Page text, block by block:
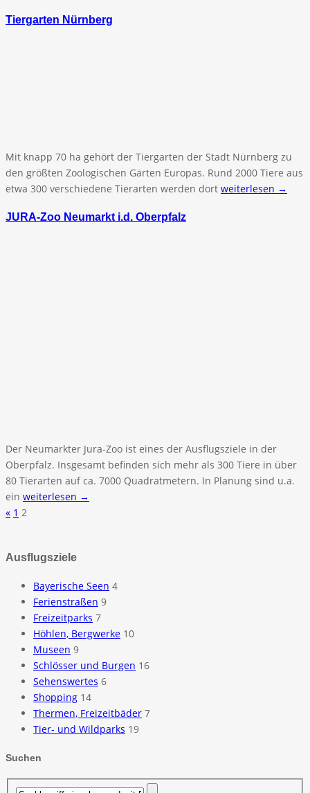
Tiergarten Nürnberg
Mit knapp 70 ha gehört der Tiergarten der Stadt Nürnberg zu
den größten Zoologischen Gärten Europas. Rund 2000 Tiere aus
etwa 300 verschiedene Tierarten werden dort weiterlesen →
JURA-Zoo Neumarkt i.d. Oberpfalz
Der Neumarkter Jura-Zoo ist eines der Ausflugsziele in der
Oberpfalz. Insgesamt befinden sich mehr als 300 Tiere in über
80 Tierarten auf ca. 7000 Quadratmetern. In Planung sind u.a.
ein weiterlesen →
« 1 2
Ausflugsziele
Bayerische Seen 4
Ferienstraßen 9
Freizeitparks 7
Höhlen, Bergwerke 10
Museen 9
Schlösser und Burgen 16
Sehenswertes 6
Shopping 14
Thermen, Freizeitbäder 7
Tier- und Wildparks 19
Suchen